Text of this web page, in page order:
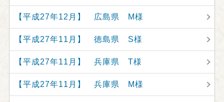
【平成27年12月】 広島県 M様
【平成27年11月】 徳島県 S様
【平成27年11月】 兵庫県 T様
【平成27年11月】 兵庫県 M様